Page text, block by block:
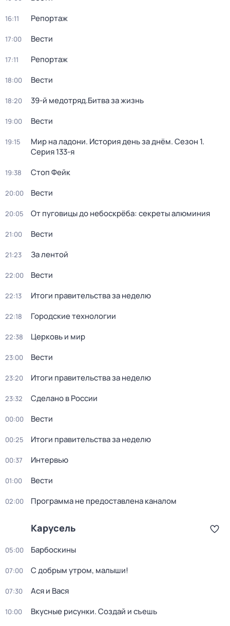
16:11 Репортаж
17:00 Вести
17:11 Репортаж
18:00 Вести
18:20 39-й медотряд.Битва за жизнь
19:00 Вести
19:15 Мир на ладони. История день за днём. Сезон 1.
Серия 133-я
19:38 Стоп Фейк
20:00 Вести
20:05 От пуговицы до небоскрёба: секреты алюминия
21:00 Вести
21:23 За лентой
22:00 Вести
22:13 Итоги правительства за неделю
22:18 Городские технологии
22:38 Церковь и мир
23:00 Вести
23:20 Итоги правительства за неделю
23:32 Сделано в России
00:00 Вести
00:25 Итоги правительства за неделю
00:37 Интервью
01:00 Вести
02:00 Программа не предоставлена каналом
Карусель
05:00 Барбоскины
07:00 С добрым утром, малыши!
07:30 Ася и Вася
10:00 Вкусные рисунки. Создай и съешь